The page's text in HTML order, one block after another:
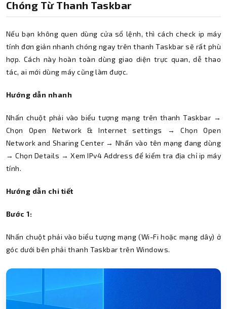
Chóng Từ Thanh Taskbar
Nếu bạn không quen dùng cửa sổ lệnh, thì cách check ip máy
tính đơn giản nhanh chóng ngay trên thanh Taskbar sẽ rất phù
hợp. Cách này hoàn toàn dùng giao diện trực quan, dễ thao
tác, ai mới dùng máy cũng làm được.
Hướng dẫn nhanh
Nhấn chuột phải vào biểu tượng mạng trên thanh Taskbar →
Chọn Open Network & Internet settings → Chọn Open
Network and Sharing Center → Nhấn vào tên mạng đang dùng
→ Chọn Details → Xem IPv4 Address để kiểm tra địa chỉ ip máy
tính.
Hướng dẫn chi tiết
Bước 1:
Nhấn chuột phải vào biểu tượng mạng (Wi-Fi hoặc mạng dây) ở
góc dưới bên phải thanh Taskbar trên Windows.